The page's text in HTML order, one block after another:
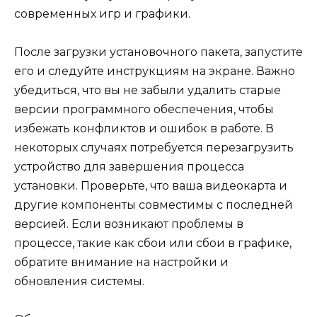
современных игр и графики.
После загрузки установочного пакета, запустите
его и следуйте инструкциям на экране. Важно
убедиться, что вы не забыли удалить старые
версии программного обеспечения, чтобы
избежать конфликтов и ошибок в работе. В
некоторых случаях потребуется перезагрузить
устройство для завершения процесса
установки. Проверьте, что ваша видеокарта и
другие компоненты совместимы с последней
версией. Если возникают проблемы в
процессе, такие как сбои или сбои в графике,
обратите внимание на настройки и
обновления системы.